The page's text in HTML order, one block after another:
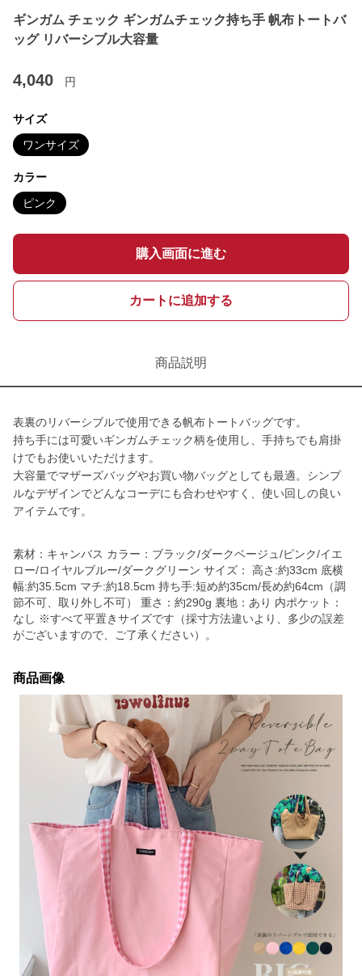
ギンガム チェック ギンガムチェック持ち手 帆布トートバ
ッグ リバーシブル大容量
4,040 円
サイズ
ワンサイズ
カラー
ピンク
購入画面に進む
カートに追加する
商品説明
表裏のリバーシブルで使用できる帆布トートバッグです。
持ち手には可愛いギンガムチェック柄を使用し、手持ちでも肩掛
けでもお使いいただけます。
大容量でマザーズバッグやお買い物バッグとしても最適。シンプ
ルなデザインでどんなコーデにも合わせやすく、使い回しの良い
アイテムです。
素材：キャンバス カラー：ブラック/ダークベージュ/ピンク/イエ
ロー/ロイヤルブルー/ダークグリーン サイズ： 高さ:約33cm 底横
幅:約35.5cm マチ:約18.5cm 持ち手:短め約35cm/長め約64cm（調
節不可、取り外し不可） 重さ：約290g 裏地：あり 内ポケット：
なし ※すべて平置きサイズです（採寸方法違いより、多少の誤差
がございますので、ご了承ください）。
商品画像